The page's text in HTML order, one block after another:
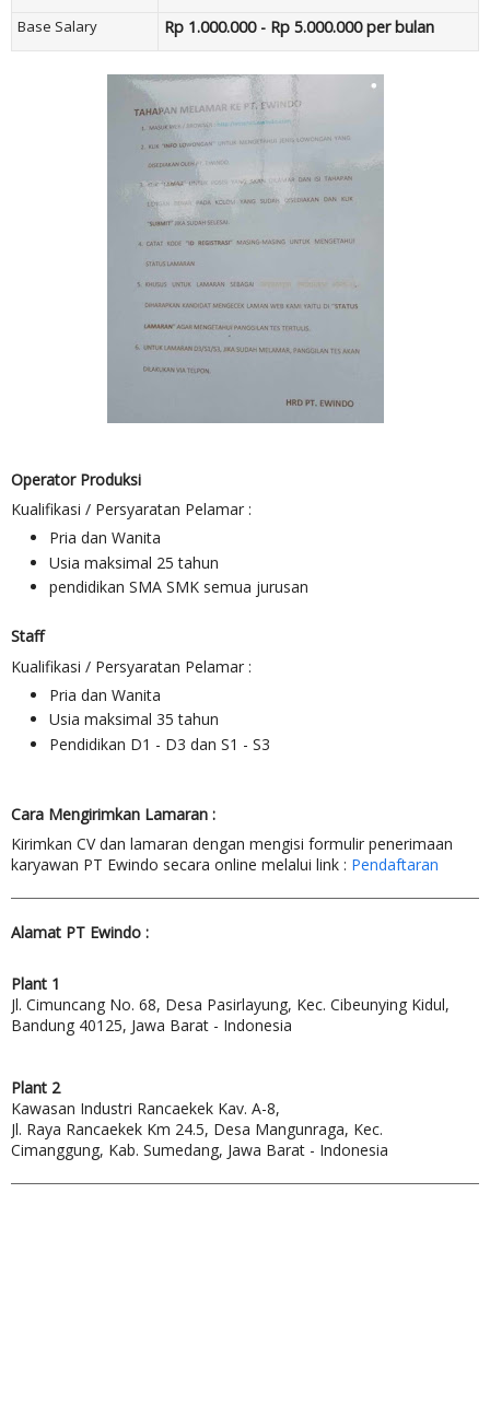
Base Salary Rp 1.000.000 - Rp 5.000.000 per bulan
Operator Produksi
Kualifikasi / Persyaratan Pelamar :
Pria dan Wanita
Usia maksimal 25 tahun
pendidikan SMA SMK semua jurusan
Staff
Kualifikasi / Persyaratan Pelamar :
Pria dan Wanita
Usia maksimal 35 tahun
Pendidikan D1 - D3 dan S1 - S3
Cara Mengirimkan Lamaran :
Kirimkan CV dan lamaran dengan mengisi formulir penerimaan
karyawan PT Ewindo secara online melalui link : Pendaftaran
Alamat PT Ewindo :
Plant 1
Jl. Cimuncang No. 68, Desa Pasirlayung, Kec. Cibeunying Kidul,
Bandung 40125, Jawa Barat - Indonesia
Plant 2
Kawasan Industri Rancaekek Kav. A-8,
Jl. Raya Rancaekek Km 24.5, Desa Mangunraga, Kec.
Cimanggung, Kab. Sumedang, Jawa Barat - Indonesia